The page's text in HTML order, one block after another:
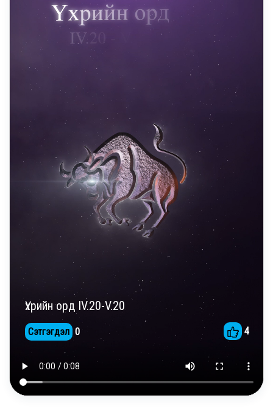
Үхрийн орд IV.20-V.20
Сэтгэгдэл 0 4